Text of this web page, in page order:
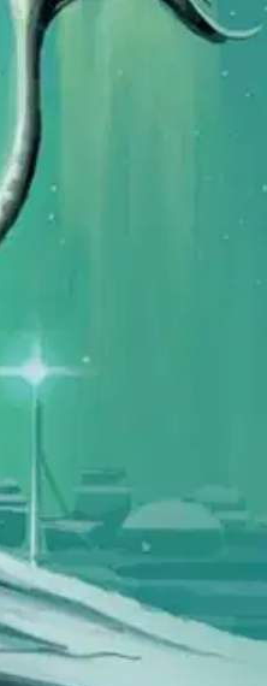
lähtevien lasten elämää
Leirissä on ongelmia:
katutyttö X, joka ei ole kotoisin
Timo Parvela kirjoittaa
kosmisen taidokas kuvitus
lapset kokevat seikkailuja